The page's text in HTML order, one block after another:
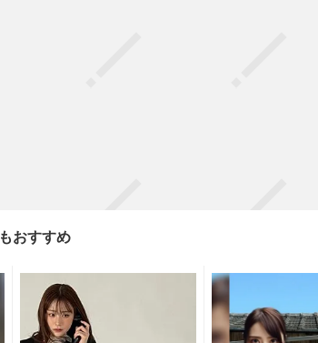
おすすめ